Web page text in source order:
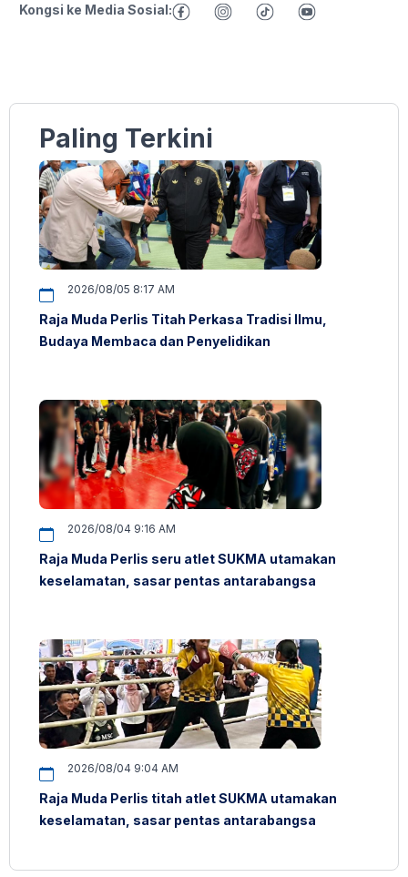
Kongsi ke Media Sosial:
Paling Terkini
2026/08/05 8:17 AM
Raja Muda Perlis Titah Perkasa Tradisi Ilmu,
Budaya Membaca dan Penyelidikan
2026/08/04 9:16 AM
Raja Muda Perlis seru atlet SUKMA utamakan
keselamatan, sasar pentas antarabangsa
2026/08/04 9:04 AM
Raja Muda Perlis titah atlet SUKMA utamakan
keselamatan, sasar pentas antarabangsa